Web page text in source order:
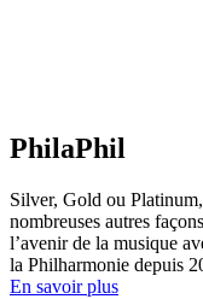
PhilaPhil
Silver, Gold ou
nombreuses autres
l’avenir de la musique
la Philharmonie depuis
En savoir plus